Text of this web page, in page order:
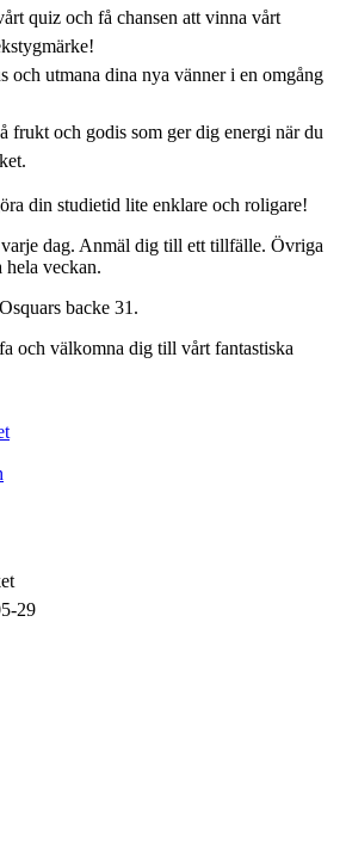
quiz och få chansen att vinna vårt
och utmana dina nya vänner i en omgång
frukt och godis som ger dig energi när du
din studietid lite enklare och roligare!
varje dag. Anmäl dig till ett tillfälle. Övriga
veckan.
backe 31.
och välkomna dig till vårt fantastiska
29